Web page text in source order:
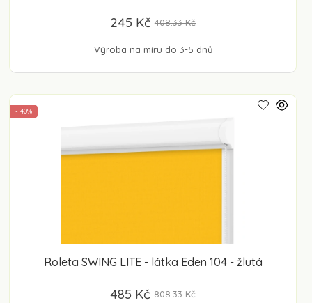
Výroba na míru do 3-5 dnů
245 Kč 408.33 Kč
Roleta SWING LITE - látka Eden 104 - žlutá
- 40%
485 Kč 808.33 Kč